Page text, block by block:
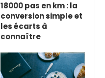
18000 pas en km : la
conversion simple et
les écarts à
connaître